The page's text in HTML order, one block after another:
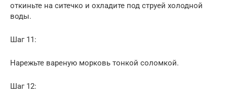
откиньте на ситечко и охладите под струей холодной
воды.
Шаг 11:
Нарежьте вареную морковь тонкой соломкой.
Шаг 12: